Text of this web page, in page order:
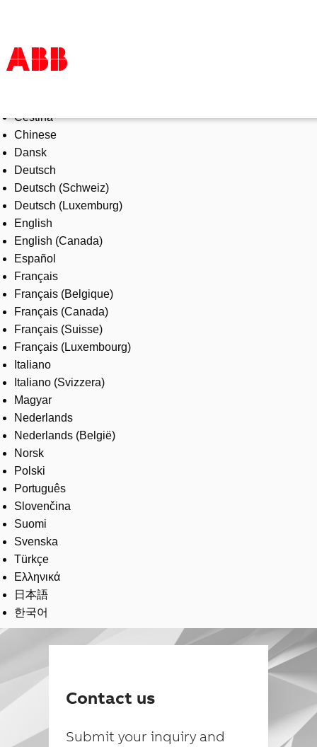
Products & Solutions
Industries
Services
About us
Where to buy
Contact us
Careers
Čeština
Chinese
Dansk
Deutsch
Deutsch (Schweiz)
Deutsch (Luxemburg)
English
English (Canada)
Español
Français
Français (Belgique)
Français (Canada)
Français (Suisse)
Français (Luxembourg)
Italiano
Italiano (Svizzera)
Magyar
Nederlands
Nederlands (België)
Norsk
Polski
Português
Slovenčina
Suomi
Svenska
Türkçe
Ελληνικά
日本語
한국어
Contact us
Submit your inquiry and